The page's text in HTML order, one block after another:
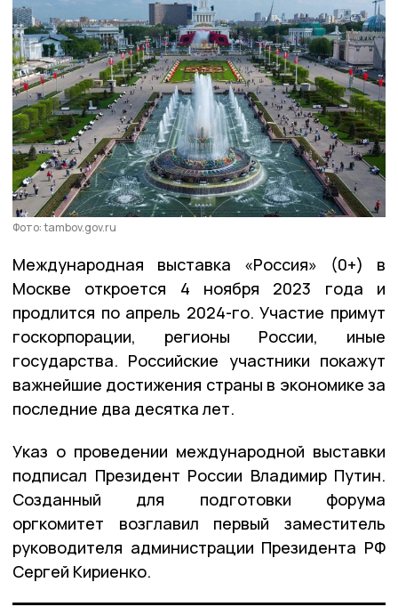
Фото: tambov.gov.ru
Международная выставка «Россия» (0+) в
Москве откроется 4 ноября 2023 года и
продлится по апрель 2024-го. Участие примут
госкорпорации, регионы России, иные
государства. Российские участники покажут
важнейшие достижения страны в экономике за
последние два десятка лет.
Указ о проведении международной выставки
подписал Президент России Владимир Путин.
Созданный для подготовки форума
оргкомитет возглавил первый заместитель
руководителя администрации Президента РФ
Сергей Кириенко.